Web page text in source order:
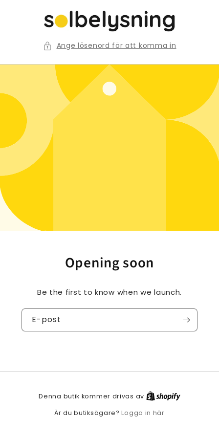
innehåll
Ange lösenord för att komma in
Opening soon
Be the first to know when we launch.
E-post
Denna butik kommer drivas av
Är du butiksägare?Logga in här